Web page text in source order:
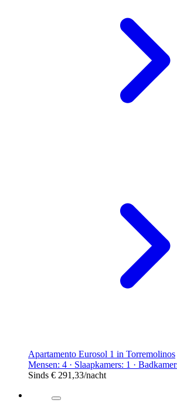
Apartamento Eurosol 1 in Torremolinos
Mensen: 4 · Slaapkamers: 1 ·
Sinds € 291,33/nacht